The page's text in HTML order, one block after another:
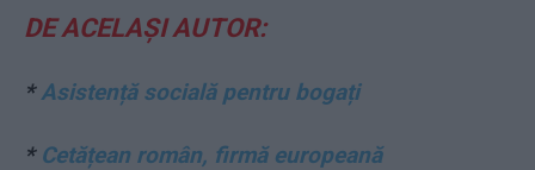
DE ACELAȘI AUTOR:
*Asistență socială pentru bogați
* Cetățean român, firmă europeană